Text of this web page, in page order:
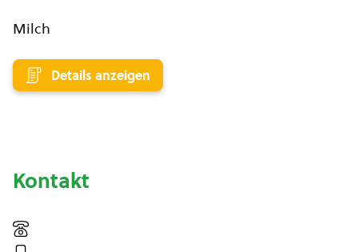
Milch
Details anzeigen
Kontakt